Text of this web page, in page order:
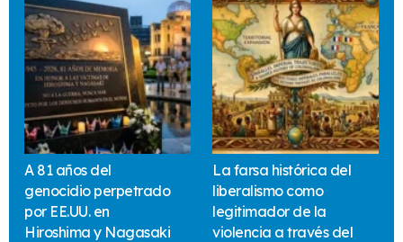
A 81 años del
genocidio perpetrado
por EE.UU. en
Hiroshima y Nagasaki
La farsa histórica del
liberalismo como
legitimador de la
violencia a través del